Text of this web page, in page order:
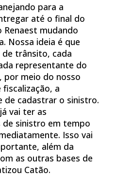
para a
até o final do
Renaest mudando
Nossa ideia é que
de trânsito, cada
representante do
por meio do nosso
a
de cadastrar o sinistro.
vai ter as
de sinistro em tempo
Isso vai
além da
as outras bases de
Catão.